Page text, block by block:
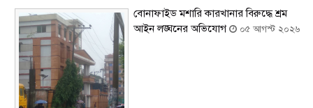
বোনাফাইড মশারি কারখানার বিরুদ্ধে শ্রম
আইন লঙ্ঘনের অভিযোগ
০৫ আগস্ট ২০২৬